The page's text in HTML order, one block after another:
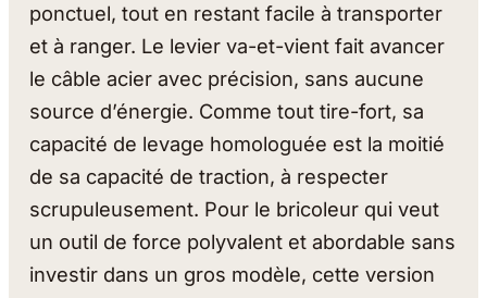
ponctuel, tout en restant facile à transporter
et à ranger. Le levier va-et-vient fait avancer
le câble acier avec précision, sans aucune
source d’énergie. Comme tout tire-fort, sa
capacité de levage homologuée est la moitié
de sa capacité de traction, à respecter
scrupuleusement. Pour le bricoleur qui veut
un outil de force polyvalent et abordable sans
investir dans un gros modèle, cette version